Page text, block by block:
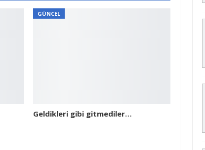
GÜNCEL
Geldikleri gibi gitmediler…